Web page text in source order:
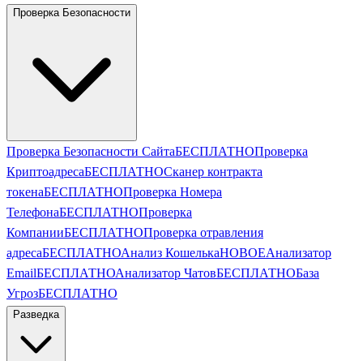
Проверка Безопасности
Проверка Безопасности СайтаБЕСПЛАТНОПроверка
КриптоадресаБЕСПЛАТНОСканер контракта
токенаБЕСПЛАТНОПроверка Номера
ТелефонаБЕСПЛАТНОПроверка
КомпанииБЕСПЛАТНОПроверка отравления
адресаБЕСПЛАТНОАнализ КошелькаНОВОЕАнализатор
EmailБЕСПЛАТНОАнализатор ЧатовБЕСПЛАТНОБаза
УгрозБЕСПЛАТНО
Разведка